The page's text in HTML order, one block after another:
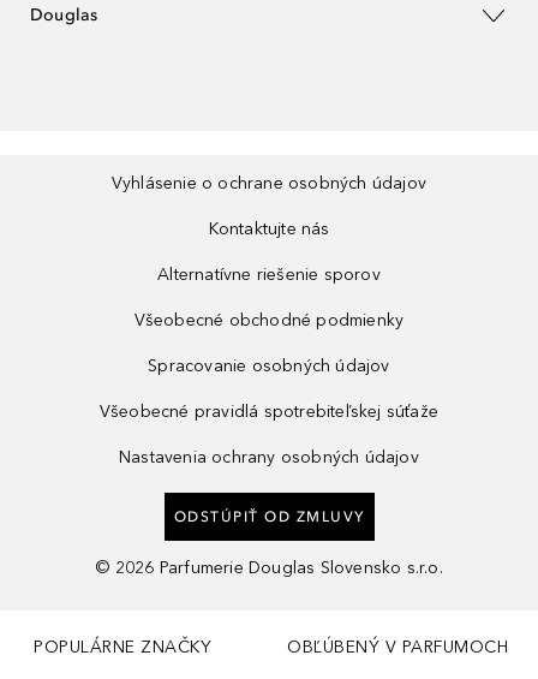
Douglas
Vyhlásenie o ochrane osobných údajov
Kontaktujte nás
Alternatívne riešenie sporov
Všeobecné obchodné podmienky
Spracovanie osobných údajov
Všeobecné pravidlá spotrebiteľskej súťaže
Nastavenia ochrany osobných údajov
ODSTÚPIŤ OD ZMLUVY
© 2026 Parfumerie Douglas Slovensko s.r.o.
POPULÁRNE ZNAČKY OBĽÚBENÝ V PARFUMOCH